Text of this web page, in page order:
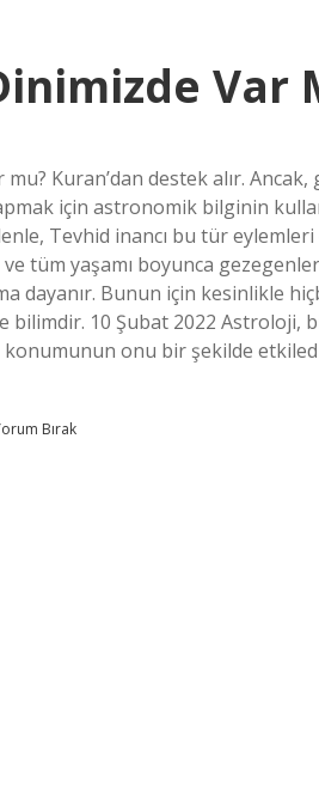
Var
Kuran’dan destek alır.
için astronomik bilginin
Tevhid inancı bu tür
tüm yaşamı boyunca
dayanır. Bunun için kesinlikle
10 Şubat 2022 Astroloji,
onu bir şekilde
Bırak